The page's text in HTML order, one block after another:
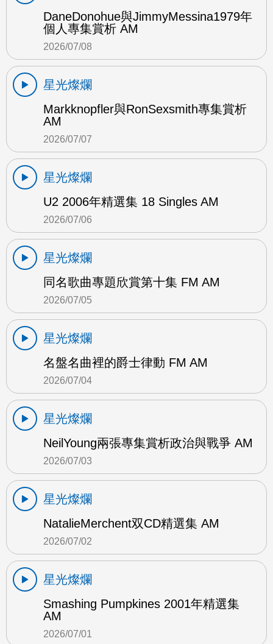
DaneDonohue與JimmyMessina1979年
個人專集賞析 AM
2026/07/08
星光燦爛
Markknopfler與RonSexsmith專集賞析
AM
2026/07/07
星光燦爛
U2 2006年精選集 18 Singles AM
2026/07/06
星光燦爛
同名歌曲專題欣賞第十集 FM AM
2026/07/05
星光燦爛
名盤名曲裡的爵士律動 FM AM
2026/07/04
星光燦爛
NeilYoung兩張專集賞析政治與戰爭 AM
2026/07/03
星光燦爛
NatalieMerchent双CD精選集 AM
2026/07/02
星光燦爛
Smashing Pumpkines 2001年精選集
AM
2026/07/01